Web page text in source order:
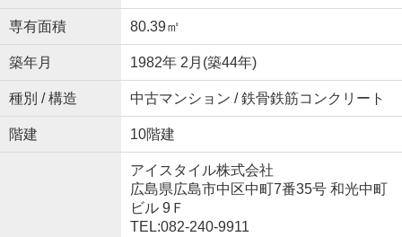
専有面積 80.39㎡
築年月 1982年 2月(築44年)
種別 / 構造 中古マンション / 鉄骨鉄筋コンクリート
階建 10階建
アイスタイル株式会社
広島県広島市中区中町7番35号 和光中町
ビル 9Ｆ
TEL:082-240-9911